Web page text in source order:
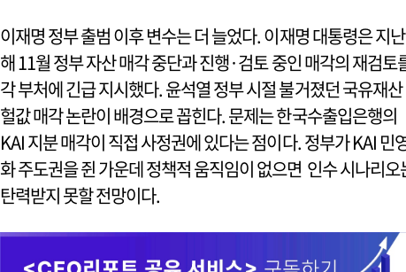
이재명 정부 출범 이후 변수는 더 늘었다. 이재명 대통령은 지난
해 11월 정부 자산 매각 중단과 진행·검토 중인 매각의 재검토
각 부처에 긴급 지시했다. 윤석열 정부 시절 불거졌던 국유재산
헐값 매각 논란이 배경으로 꼽힌다. 문제는 한국수출입은행의
KAI 지분 매각이 직접 사정권에 있다는 점이다. 정부가 KAI 민
화 주도권을 쥔 가운데 정책적 움직임이 없으면 인수 시나리오
탄력받지 못할 전망이다.